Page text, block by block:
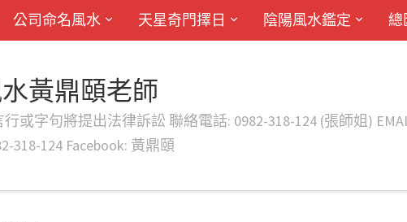
公司命名風水 天星奇門擇日 陰陽風水鑑定 總
黃鼎頤老師
字句將提出法律訴訟 聯絡電話: 0982-318-124 (張師姐)
318-124 Facebook: 黃鼎頤